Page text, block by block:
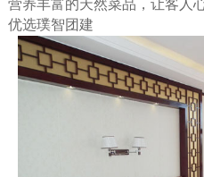
营养丰富的天然菜品，让客
优选璞智团建